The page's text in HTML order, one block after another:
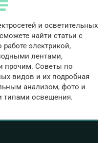
и осветительных
найти статьи с
электрикой,
лентами,
прочим. Советы по
видов и их подробная
анализом, фото и
типами освещения.